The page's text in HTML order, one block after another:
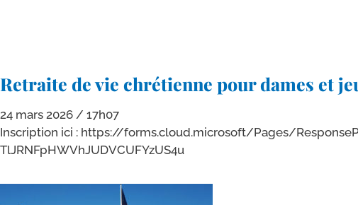
Retraite de vie chrétienne pour dames et
24 mars 2026
17h07
Inscription ici : https://​forms​.cloud​.micro​soft/​P​a​g​e​s​/​
T​l​J​R​N​F​p​H​W​V​h​J​U​D​V​C​U​F​Y​z​U​S4u